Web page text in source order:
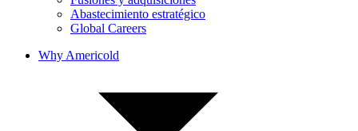
Abastecimiento estratégico
Global Careers
Why Americold